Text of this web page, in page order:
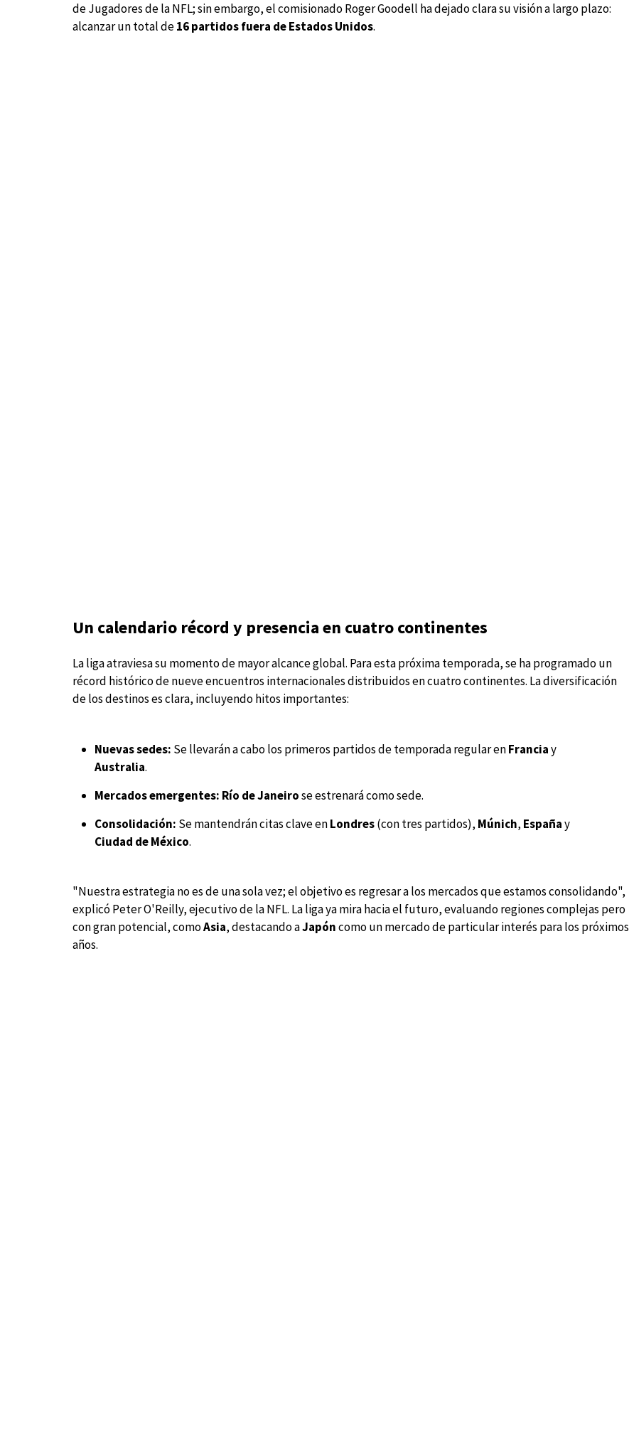
de Jugadores de la NFL; sin embargo, el comisionado Roger Goodell ha dejado clara su visión a largo plazo:
alcanzar un total de16 partidos fuera de Estados Unidos.
Un calendario récord y presencia en cuatro continentes
La liga atraviesa su momento de mayor alcance global. Para esta próxima temporada, se ha programado un
récord histórico de nueve encuentros internacionales distribuidos en cuatro continentes. La diversificación
de los destinos es clara, incluyendo hitos importantes:
Nuevas sedes: Se llevarán a cabo los primeros partidos de temporada regular enFranciay
Australia.
Mercados emergentes: Río de Janeirose estrenará como sede.
Consolidación: Se mantendrán citas clave enLondres(con tres partidos), Múnich, Españay
Ciudad de México.
"Nuestra estrategia no es de una sola vez; el objetivo es regresar a los mercados que estamos consolidando",
explicó Peter O'Reilly, ejecutivo de la NFL. La liga ya mira hacia el futuro, evaluando regiones complejas pero
con gran potencial, comoAsia, destacando aJapóncomo un mercado de particular interés para los próximos
años.